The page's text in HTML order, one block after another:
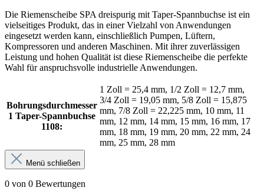
Die Riemenscheibe SPA dreispurig mit Taper-Spannbuchse ist ein
vielseitiges Produkt, das in einer Vielzahl von Anwendungen
eingesetzt werden kann, einschließlich Pumpen, Lüftern,
Kompressoren und anderen Maschinen. Mit ihrer zuverlässigen
Leistung und hohen Qualität ist diese Riemenscheibe die perfekte
Wahl für anspruchsvolle industrielle Anwendungen.
Bohrungsdurchmesser
1 Taper-Spannbuchse
1108:
1 Zoll = 25,4 mm, 1/2 Zoll = 12,7 mm,
3/4 Zoll = 19,05 mm, 5/8 Zoll = 15,875
mm, 7/8 Zoll = 22,225 mm, 10 mm, 11
mm, 12 mm, 14 mm, 15 mm, 16 mm, 17
mm, 18 mm, 19 mm, 20 mm, 22 mm, 24
mm, 25 mm, 28 mm
Menü schließen
0 von 0 Bewertungen